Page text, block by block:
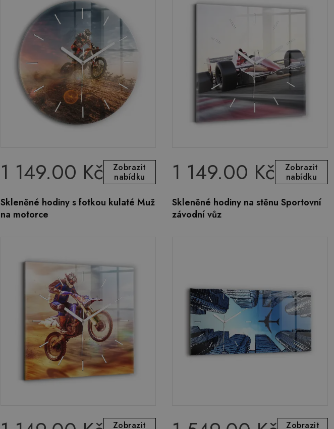
1 149.00 Kč
Zobrazit
nabídku
Skleněné hodiny s fotkou kulaté Muž
na motorce
1 149.00 Kč
Zobrazit
nabídku
Skleněné hodiny na stěnu Sportovní
závodní vůz
Zobrazit Zobrazit